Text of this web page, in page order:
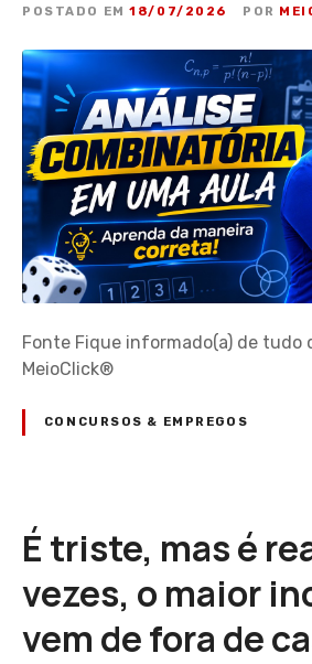
POSTADO EM 18/07/2026 POR
Fonte Fique informado(a) de tudo
MeioClick®
CONCURSOS & EMPREGOS
É triste, mas é
vezes, o maior
vem de fora de